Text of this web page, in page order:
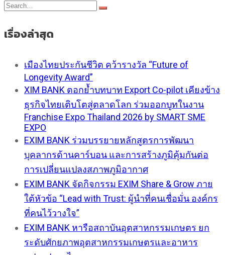
เรื่องล่าสุด
เมืองไทยประกันชีวิต คว้ารางวัล “Future of
Longevity Award”
XIM BANK ตอกย้ำบทบาท Export Co-pilot เคียงข้าง
ธุรกิจไทยเติบโตสู่ตลาดโลก ร่วมออกบูทในงาน
Franchise Expo Thailand 2026 by SMART SME
EXPO
EXIM BANK ร่วมบรรยายหลักสูตรการพัฒนา
บุคลากรด้านคาร์บอน และการสร้างภูมิคุ้มกันต่อ
การเปลี่ยนแปลงสภาพภูมิอากาศ
EXIM BANK จัดกิจกรรม EXIM Share & Grow ภาย
ใต้หัวข้อ “Lead with Trust: ผู้นำที่คนเชื่อมั่น องค์กร
ที่คนไว้วางใจ”
EXIM BANK หารือสถาบันอุตสาหกรรมเกษตร ยก
ระดับศักยภาพอุตสาหกรรมเกษตรและอาหาร